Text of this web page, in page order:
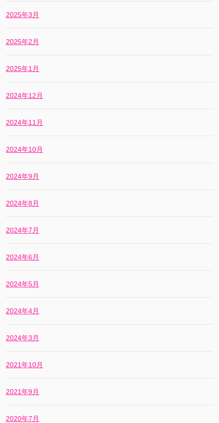
2025年3月
2025年2月
2025年1月
2024年12月
2024年11月
2024年10月
2024年9月
2024年8月
2024年7月
2024年6月
2024年5月
2024年4月
2024年3月
2021年10月
2021年9月
2020年7月